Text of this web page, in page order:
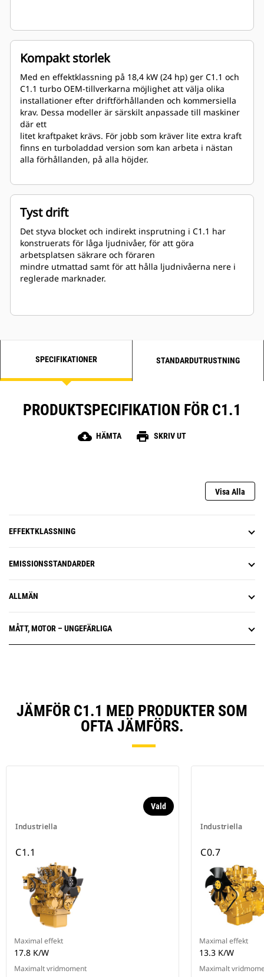
Kompakt storlek
Med en effektklassning på 18,4 kW (24 hp) ger C1.1 och
C1.1 turbo OEM-tillverkarna möjlighet att välja olika
installationer efter driftförhållanden och kommersiella
krav. Dessa modeller är särskilt anpassade till maskiner
där ett
litet kraftpaket krävs. För jobb som kräver lite extra kraft
finns en turboladdad version som kan arbeta i nästan
alla förhållanden, på alla höjder.
Tyst drift
Det styva blocket och indirekt insprutning i C1.1 har
konstruerats för låga ljudnivåer, för att göra
arbetsplatsen säkrare och föraren
mindre utmattad samt för att hålla ljudnivåerna nere i
reglerade marknader.
SPECIFIKATIONER STANDARDUTRUSTNING
PRODUKTSPECIFIKATION FÖR C1.1
cloud_download HÄMTA print SKRIV UT
Visa Alla
EFFEKTKLASSNING
EMISSIONSSTANDARDER
ALLMÄN
MÅTT, MOTOR – UNGEFÄRLIGA
JÄMFÖR C1.1 MED PRODUKTER SOM
OFTA JÄMFÖRS.
Industriella
Vald
C1.1
Maximal effekt
17.8 K/W
Maximalt vridmoment
Industriella
C0.7
Maximal effekt
13.3 K/W
Maximalt